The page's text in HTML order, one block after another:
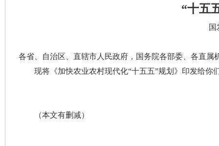
“十五
国
各省、自治区、直辖市人民政府，国务院各部委、各直属
现将《加快农业农村现代化“十五五”规划》印发给你
（本文有删减）